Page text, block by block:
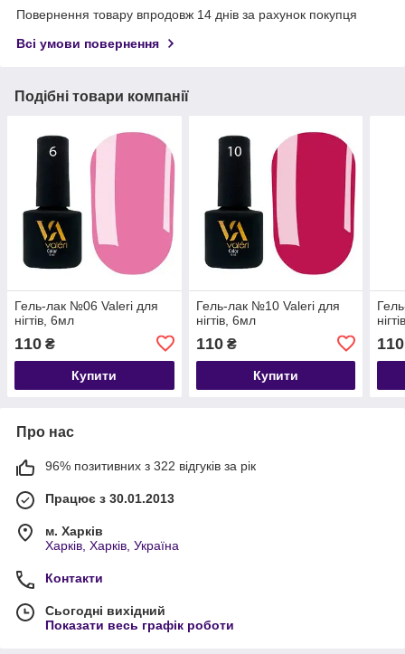
Повернення товару впродовж 14 днів за рахунок покупця
Всі умови повернення
Подібні товари компанії
Гель-лак №06 Valeri для
нігтів, 6мл
110 ₴
Купити
Гель-лак №10 Valeri для
нігтів, 6мл
110₴
Купити
110
Про нас
96% позитивних з 322 відгуків за рік
Працює з 30.01.2013
м. Харків
Харків, Харків, Україна
Контакти
Сьогодні вихідний
Показати весь графік роботи